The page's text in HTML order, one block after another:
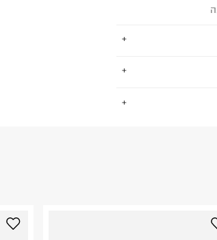
על גבי החבילה